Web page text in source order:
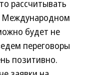
рассчитывать
Международном
будет не
переговоры
позитивно.